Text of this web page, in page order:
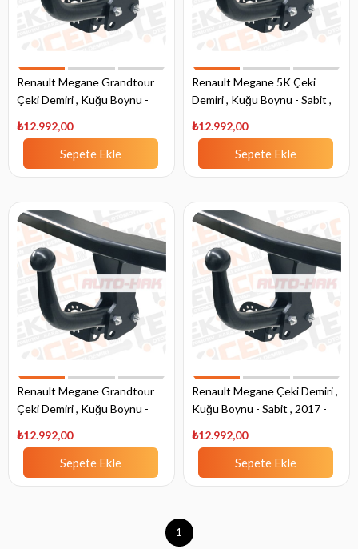
Renault Megane Grandtour
Çeki Demiri , Kuğu Boynu -
₺12.992,00
Sepete Ekle
Renault Megane 5K Çeki
Demiri , Kuğu Boynu - Sabit ,
₺12.992,00
Sepete Ekle
Renault Megane Grandtour
Çeki Demiri , Kuğu Boynu -
₺12.992,00
Sepete Ekle
Renault Megane Çeki Demiri ,
Kuğu Boynu - Sabit , 2017 -
₺12.992,00
Sepete Ekle
1